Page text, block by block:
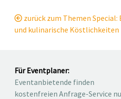
zurück zum Themen
und kulinarische Köstlichkeiten
Für Eventplaner:
Eventanbietende finden
kostenfreien Anfrage-Service